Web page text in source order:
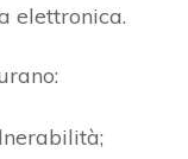
elettronica.